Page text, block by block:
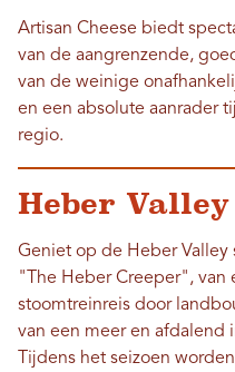
Artisan Cheese biedt
van de aangrenzende,
van de weinige
en een absolute aanrader
regio.
Heber
Geniet op de Heber
"The Heber Creeper", van
stoomtreinreis door
van een meer en afdalend
Tijdens het seizoen